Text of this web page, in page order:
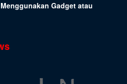
Gadget atau